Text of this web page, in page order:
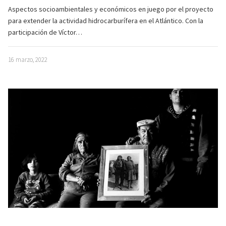
Aspectos socioambientales y económicos en juego por el proyecto
para extender la actividad hidrocarburífera en el Atlántico. Con la
participación de Víctor…
16 marzo, 2022